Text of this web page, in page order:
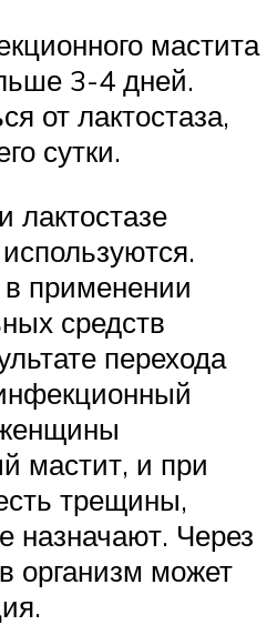
мастита
3-4 дней.
от лактостаза,
сутки.
лактостазе
применении
средств
перехода
мастит, и при
трещины,
назначают. Через
организм может